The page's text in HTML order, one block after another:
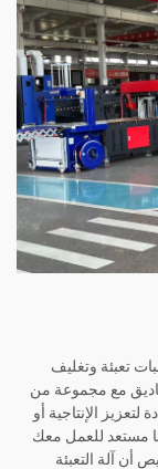
تعبئة وتغليف
مع مجموعة من
الإنتاجية أو
مستعد للعمل معك
آلة التعبئة